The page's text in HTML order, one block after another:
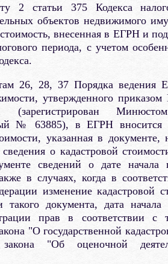
2 статьи 375 Кодекса
объектов недвижимого
стоимость, внесенная в ЕГРН и
периода, с учетом
26, 28, 37 Порядка ведения
утвержденного приказом
№ 63885), в ЕГРН вносится
указанная в
о кадастровой
сведений о дате начала
в случаях, когда в
изменение кадастровой
такого документа, дата начала
прав в соответствии с
"О государственной
закона "Об оценочной